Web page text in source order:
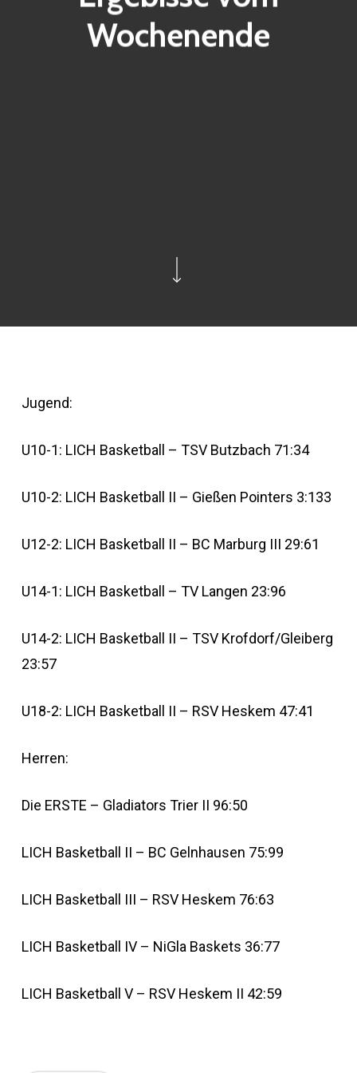
Wochenende
Jugend:
U10-1: LICH Basketball – TSV Butzbach 71:34
U10-2: LICH Basketball II – Gießen Pointers 3:133
U12-2: LICH Basketball II – BC Marburg III 29:61
U14-1: LICH Basketball – TV Langen 23:96
U14-2: LICH Basketball II – TSV Krofdorf/Gleiberg
23:57
U18-2: LICH Basketball II – RSV Heskem 47:41
Herren:
Die ERSTE – Gladiators Trier II 96:50
LICH Basketball II – BC Gelnhausen 75:99
LICH Basketball III – RSV Heskem 76:63
LICH Basketball IV – NiGla Baskets 36:77
LICH Basketball V – RSV Heskem II 42:59